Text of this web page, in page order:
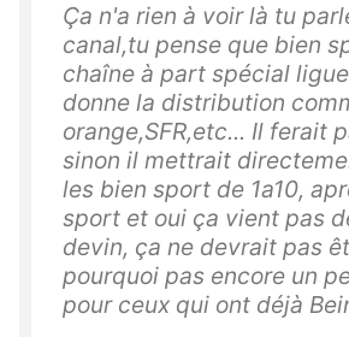
Ça n'a rien à voir là tu
canal,tu pense que bien
chaîne à part spécial
donne la distribution
orange,SFR,etc... Il ferait
sinon il mettrait
les bien sport de 1a10,
sport et oui ça vient pas
devin, ça ne devrait pas
pourquoi pas encore un
pour ceux qui ont déjà